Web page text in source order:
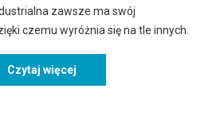
zawsze ma swój
czemu wyróżnia się na tle innych.
Czytaj więcej